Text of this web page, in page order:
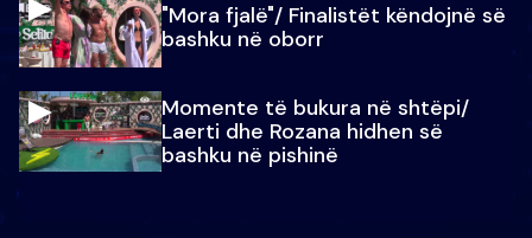
"Mora fjalë"/ Finalistët këndojnë së
bashku në oborr
Momente të bukura në shtëpi/
Laerti dhe Rozana hidhen së
bashku në pishinë